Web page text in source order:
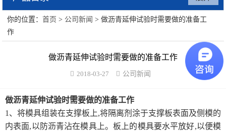
水泥砂浆类试验仪器
防水卷材类试验仪器
陶瓷砖系列
你的位置：首页 > 公司新闻 > 做沥青延伸试验时需要做的准备工
作
做沥青延伸试验时需要做的准备工作
2018-03-27 公司新闻
做沥青延伸试验时需要做的准备工作
1 、 将模具组装在支撑板上,将隔离剂涂于支撑板表面及侧模的
内表面,以防沥青沾在模具上。板上的模具要水平放好,以便模